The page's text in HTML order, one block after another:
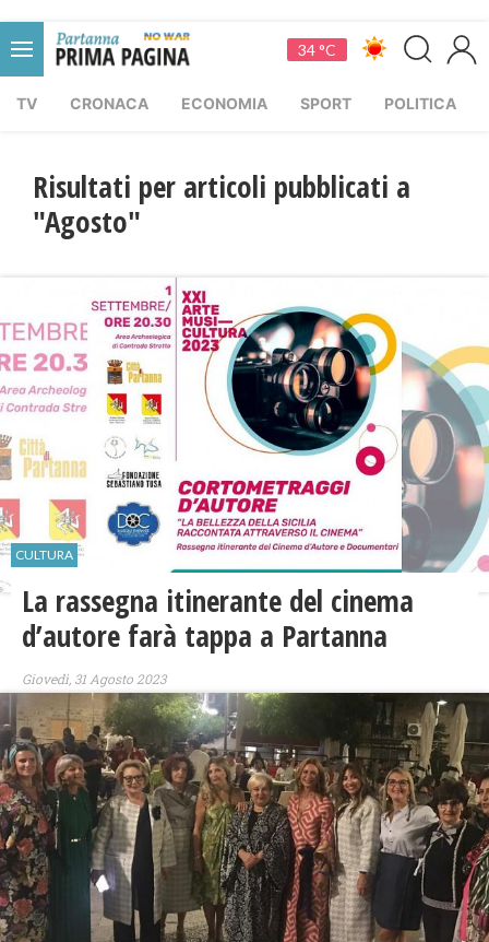
34 °C
TV CRONACA ECONOMIA SPORT POLITICA
Risultati per articoli pubblicati a
"Agosto"
CULTURA
La rassegna itinerante del cinema
d’autore farà tappa a Partanna
Giovedì, 31 Agosto 2023